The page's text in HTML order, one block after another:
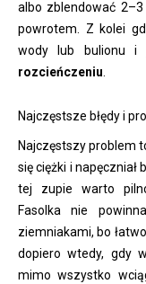
albo zblendować
powrotem. Z kolei
wody lub bulionu i
rozcieńczeniu
Najczęstsze błędy i
Najczęstszy problem
się ciężki i napęczniał
tej zupie warto
Fasolka nie
ziemniakami, bo
dopiero wtedy, gdy
mimo wszystko